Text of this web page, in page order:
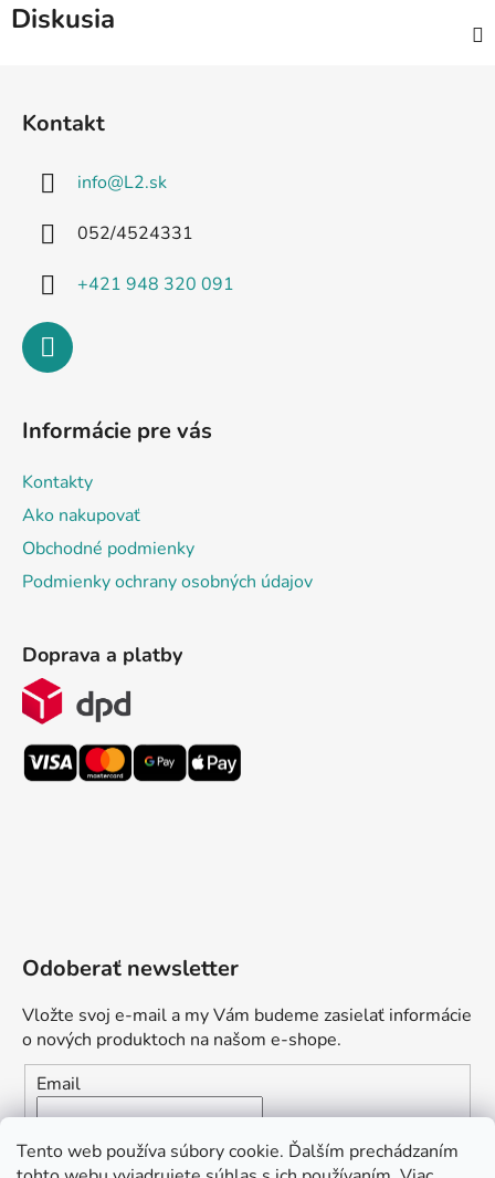
Tento web používa súbory cookie. Ďalším prechádzaním
Diskusia
Kontakt
info@L2.sk
052/4524331
+421 948 320 091
Informácie pre vás
Kontakty
Ako nakupovať
Obchodné podmienky
Podmienky ochrany osobných údajov
Doprava a platby
Odoberať newsletter
Vložte svoj e-mail a my Vám budeme zasielať informácie
o nových produktoch na našom e-shope.
Email
Vložením e-mailu súhlasíte s
podmienkami ochrany
osobných údajov